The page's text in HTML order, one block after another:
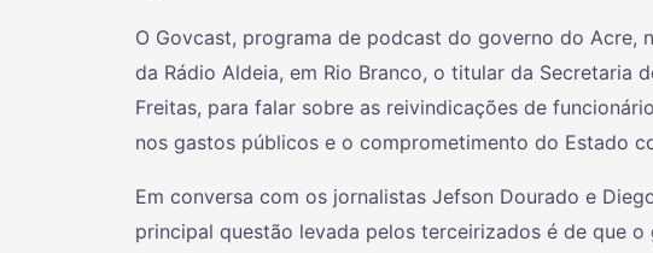
O Govcast, programa de podcast do governo do Acre,
da Rádio Aldeia, em Rio Branco, o titular da Secretaria
Freitas, para falar sobre as reivindicações de
nos gastos públicos e o comprometimento do Estado
Em conversa com os jornalistas Jefson Dourado e
principal questão levada pelos terceirizados é de que